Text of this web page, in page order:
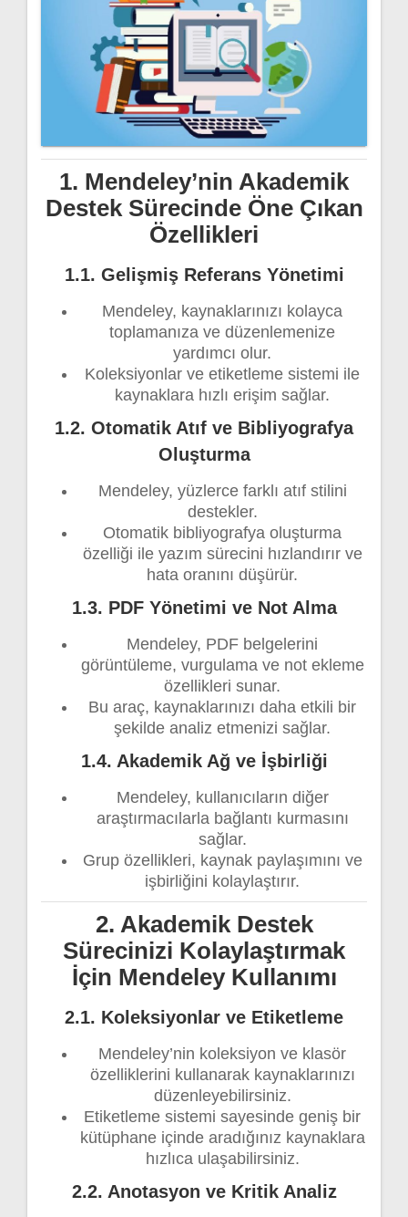
1. Mendeley’nin Akademik
Destek Sürecinde Öne Çıkan
Özellikleri
1.1. Gelişmiş Referans Yönetimi
Mendeley, kaynaklarınızı kolayca
toplamanıza ve düzenlemenize
yardımcı olur.
Koleksiyonlar ve etiketleme sistemi ile
kaynaklara hızlı erişim sağlar.
1.2. Otomatik Atıf ve Bibliyografya
Oluşturma
Mendeley, yüzlerce farklı atıf stilini
destekler.
Otomatik bibliyografya oluşturma
özelliği ile yazım sürecini hızlandırır ve
hata oranını düşürür.
1.3. PDF Yönetimi ve Not Alma
Mendeley, PDF belgelerini
görüntüleme, vurgulama ve not ekleme
özellikleri sunar.
Bu araç, kaynaklarınızı daha etkili bir
şekilde analiz etmenizi sağlar.
1.4. Akademik Ağ ve İşbirliği
Mendeley, kullanıcıların diğer
araştırmacılarla bağlantı kurmasını
sağlar.
Grup özellikleri, kaynak paylaşımını ve
işbirliğini kolaylaştırır.
2. Akademik Destek
Sürecinizi Kolaylaştırmak
İçin Mendeley Kullanımı
2.1. Koleksiyonlar ve Etiketleme
Mendeley’nin koleksiyon ve klasör
özelliklerini kullanarak kaynaklarınızı
düzenleyebilirsiniz.
Etiketleme sistemi sayesinde geniş bir
kütüphane içinde aradığınız kaynaklara
hızlıca ulaşabilirsiniz.
2.2. Anotasyon ve Kritik Analiz